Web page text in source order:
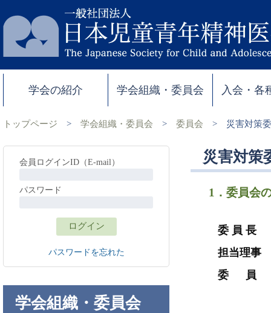
学会の紹介 学会組織・委員会 入会・各
トップページ > 学会組織・委員会 > 委員会 > 災害対策
災害対策
1．委
委 員 長
担当理事
委 員
会員ログインID（E-mail）
パスワード
パスワードを忘れた
学会組織・委員会